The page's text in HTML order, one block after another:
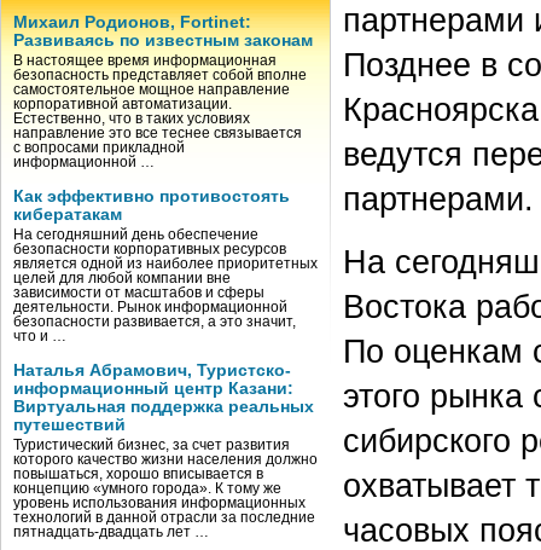
Михаил Родионов, Fortinet:
Развиваясь по известным законам
В настоящее время информационная
безопасность представляет собой вполне
самостоятельное мощное направление
корпоративной автоматизации.
Естественно, что в таких условиях
направление это все теснее связывается
с вопросами прикладной
информационной …
Как эффективно противостоять
кибератакам
На сегодняшний день обеспечение
безопасности корпоративных ресурсов
является одной из наиболее приоритетных
целей для любой компании вне
зависимости от масштабов и сферы
деятельности. Рынок информационной
безопасности развивается, а это значит,
что и …
Наталья Абрамович, Туристско-
информационный центр Казани:
Виртуальная поддержка реальных
путешествий
Туристический бизнес, за счет развития
которого качество жизни населения должно
повышаться, хорошо вписывается в
концепцию «умного города». К тому же
уровень использования информационных
технологий в данной отрасли за последние
пятнадцать-двадцать лет …
партнерами
Позднее в
ведутся
партнерами.
На
Востока
По оценкам
этого
сибирского
охватывает
часовых